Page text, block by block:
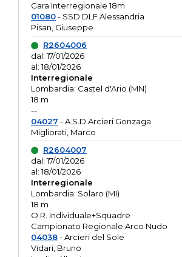
Gara Interregionale 18m
01080- SSD DLF Alessandria
Pisan, Giuseppe
R2604006
dal: 17/01/2026
al: 18/01/2026
Interregionale
Lombardia: Castel d'Ario (MN)
18 m
--
04027 - A.S.D.Arcieri Gonzaga
Migliorati, Marco
R2604007
dal: 17/01/2026
al: 18/01/2026
Interregionale
Lombardia: Solaro (MI)
18 m
O.R. Individuale+Squadre
Campionato Regionale Arco Nudo
04038- Arcieri del Sole
Vidari, Bruno